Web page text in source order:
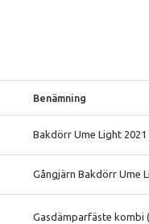
Benämning
Bakdörr Ume Light 2021
Gångjärn Bakdörr Ume
Gasdämparfäste kombi